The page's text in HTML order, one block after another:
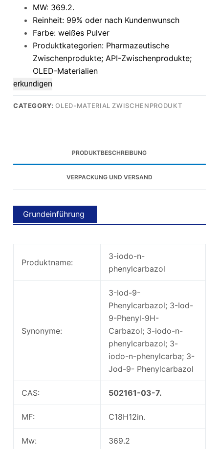
MW: 369.2.
Reinheit: 99% oder nach Kundenwunsch
Farbe: weißes Pulver
Produktkategorien: Pharmazeutische
Zwischenprodukte; API-Zwischenprodukte;
OLED-Materialien
erkundigen
CATEGORY:OLED-MATERIAL ZWISCHENPRODUKT
PRODUKTBESCHREIBUNG
VERPACKUNG UND VERSAND
Grundeinführung
Produktname:
3-iodo-n-
phenylcarbazol
Synonyme:
3-Iod-9-
Phenylcarbazol; 3-Iod-
9-Phenyl-9H-
Carbazol; 3-iodo-n-
phenylcarbazol; 3-
iodo-n-phenylcarba; 3-
Jod-9- Phenylcarbazol
CAS: 502161-03-7.
MF: C18H12in.
Mw: 369.2